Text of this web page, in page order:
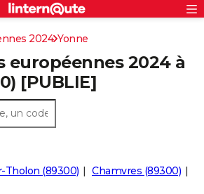
S'inscrire
Connexion
2024 Yonne
européennes 2024 à
[PUBLIE]
Tholon (89300)
Chamvres (89300)